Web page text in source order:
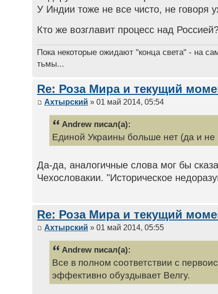
У Индии тоже не все чисто, не говоря
Кто же возглавит процесс над
Пока некоторые ожидают "конца света" - на
тьмы...
Re: Роза Мира и текущий
Ахтырский » 01 май 2014, 05:54
Andrew писал(а):
Единой Украины больше нет (да и
Да-да, аналогичные слова мог бы
Чехословакии. "Историческое
Re: Роза Мира и текущий
Ахтырский » 01 май 2014, 05:55
Andrew писал(а):
Все в полном соответствии с
эффективно обуздывает Велгу.